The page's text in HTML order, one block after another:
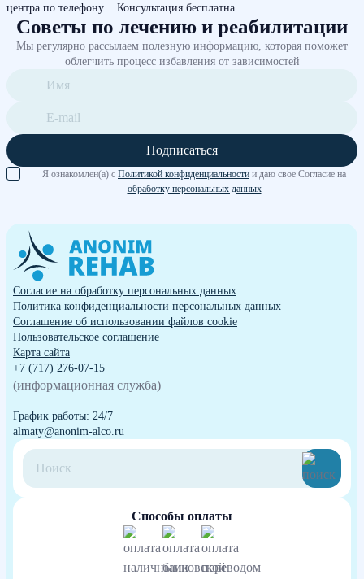
центра по телефону
. Консультация бесплатна.
Советы по лечению и реабилитации
Мы регулярно рассылаем полезную информацию, которая поможет
облегчить процесс избавления от зависимостей
Подписаться
Я ознакомлен(а) с Политикой конфиденциальности и даю свое Согласие на
обработку персональных данных
Согласие на обработку персональных данных
Политика конфиденциальности персональных данных
Cоглашение об использовании файлов cookie
Пользовательское соглашение
Карта сайта
+7 (717) 276-07-15
(информационная служба)
График работы: 24/7
almaty@anonim-alco.ru
Способы оплаты